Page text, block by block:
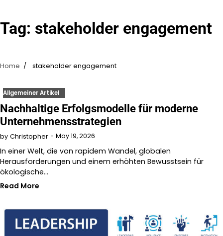
Tag: stakeholder engagement
Home stakeholder engagement
Allgemeiner Artikel
Nachhaltige Erfolgsmodelle für moderne
Unternehmensstrategien
by Christopher May 19, 2026
In einer Welt, die von rapidem Wandel, globalen
Herausforderungen und einem erhöhten Bewusstsein für
ökologische…
Read More